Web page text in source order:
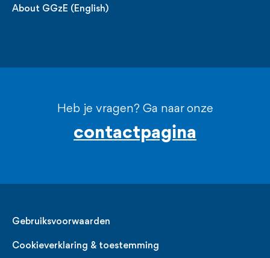
About GGzE (English)
Heb je vragen? Ga naar onze
contactpagina
Legal
Gebruiksvoorwaarden
Cookieverklaring & toestemming